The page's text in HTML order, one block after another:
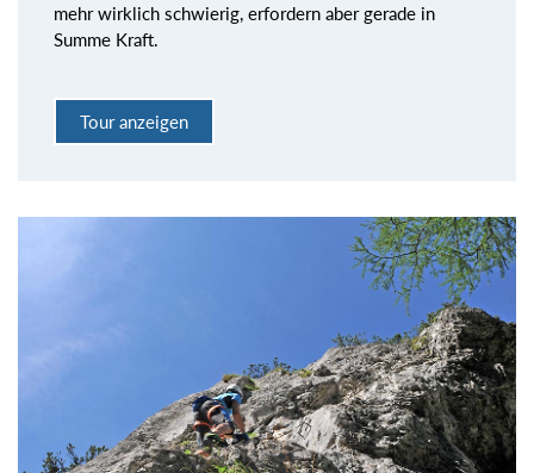
mehr wirklich schwierig, erfordern aber gerade in
Summe Kraft.
Tour anzeigen